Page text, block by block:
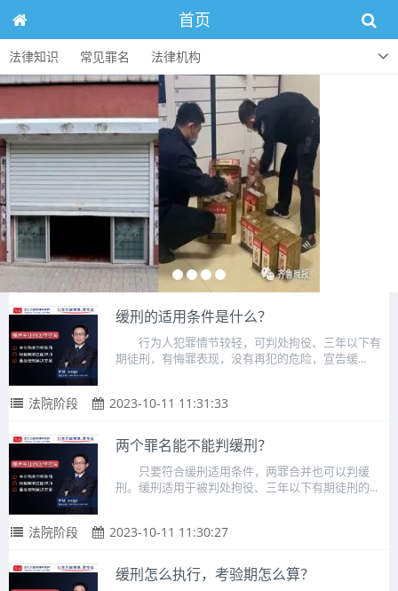
首页
法律知识 常见罪名 法律机构
缓刑的适用条件是什么？
行为人犯罪情节较轻，可判处拘役、三年以下有
期徒刑，有悔罪表现，没有再犯的危险，宣告缓...
法院阶段 2023-10-11 11:31:33
两个罪名能不能判缓刑？
只要符合缓刑适用条件，两罪合并也可以判缓
刑。缓刑适用于被判处拘役、三年以下有期徒刑的...
法院阶段 2023-10-11 11:30:27
缓刑怎么执行，考验期怎么算？